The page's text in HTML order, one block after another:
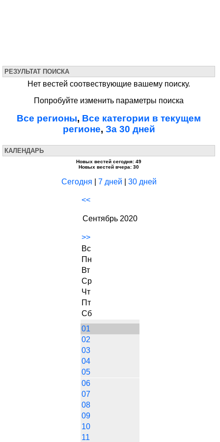
РЕЗУЛЬТАТ ПОИСКА
Нет вестей соотвествующие вашему поиску.
Попробуйте изменить параметры поиска
Все регионы, Все категории в текущем
регионе, За 30 дней
КАЛЕНДАРЬ
Новых вестей сегодня: 49
Новых вестей вчера: 30
Сегодня 7 дней 30 дней
<<
Сентябрь 2020
>>
Вс
Пн
Вт
Ср
Чт
Пт
Сб
01
02
03
04
05
06
07
08
09
10
11